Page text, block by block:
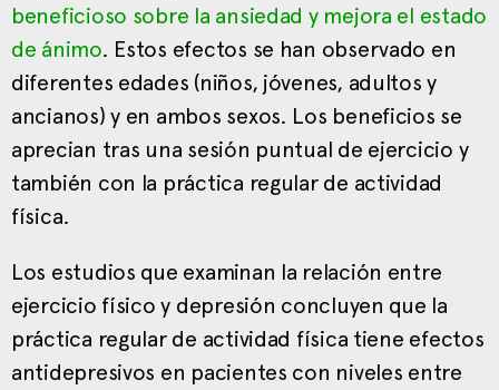
beneficioso sobre la ansiedad y mejora el estado
de ánimo. Estos efectos se han observado en
diferentes edades (niños, jóvenes, adultos y
ancianos) y en ambos sexos. Los beneficios se
aprecian tras una sesión puntual de ejercicio y
también con la práctica regular de actividad
física.
Los estudios que examinan la relación entre
ejercicio físico y depresión concluyen que la
práctica regular de actividad física tiene efectos
antidepresivos en pacientes con niveles entre